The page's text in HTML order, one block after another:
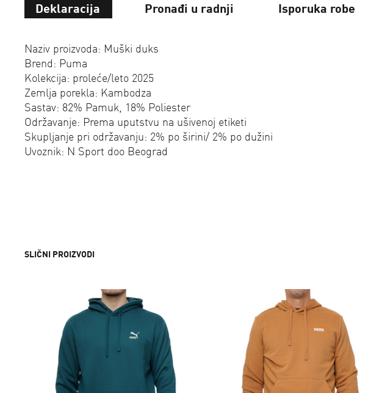
Deklaracija Pronađi u radnji Isporuka robe
Naziv proizvoda: Muški duks
Brend: Puma
Kolekcija: proleće/leto 2025
Zemlja porekla: Kambodza
Sastav: 82% Pamuk, 18% Poliester
Održavanje: Prema uputstvu na ušivenoj etiketi
Skupljanje pri održavanju: 2% po širini/ 2% po dužini
Uvoznik: N Sport doo Beograd
SLIČNI PROIZVODI